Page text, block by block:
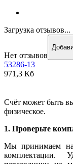
Загрузка отзывов...
Нет отзывов
53286-13
971,3 Кб
Счёт может быть
физическое.
1. Проверьте
Мы принимаем на
комплектации.